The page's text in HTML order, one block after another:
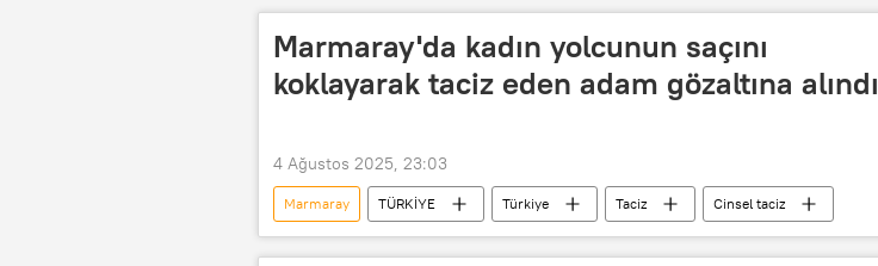
Marmaray'da kadın yolcunun saçını
koklayarak taciz eden adam gözaltına alındı
4 Ağustos 2025, 23:03
Marmaray TÜRKİYE Türkiye Taciz Cinsel taciz